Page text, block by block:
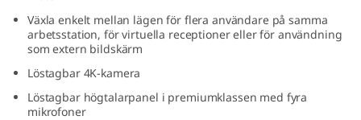
Växla enkelt mellan lägen för flera användare på samma
arbetsstation, för virtuella receptioner eller för användning
som extern bildskärm
Löstagbar 4K-kamera
Löstagbar högtalarpanel i premiumklassen med fyra
mikrofoner